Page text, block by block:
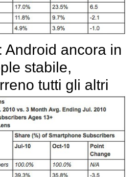
Android ancora in
stabile,
tutti gli altri